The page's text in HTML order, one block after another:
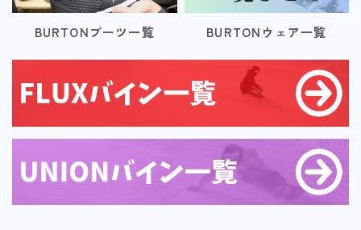
BURTONブーツ一覧 BURTONウェア一覧